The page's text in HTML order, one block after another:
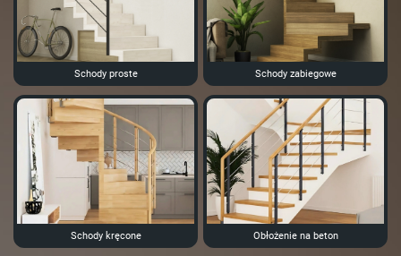
Schody proste Schody zabiegowe
Schody kręcone Obłożenie na beton